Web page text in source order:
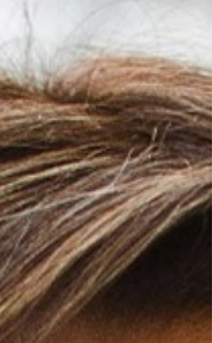
s lidskostí, vytváří
pro otázky i vlastní
a ukazuje jim, jak
poznatky využít v
pomáhajících profesí.
když se výuka
a